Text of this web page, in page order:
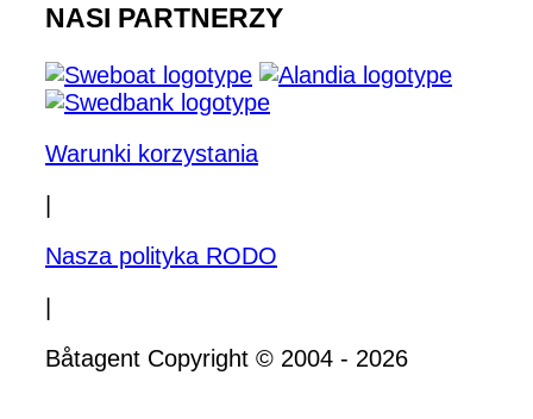
NASI PARTNERZY
Warunki korzystania
Nasza polityka RODO
Båtagent Copyright © 2004 - 2026